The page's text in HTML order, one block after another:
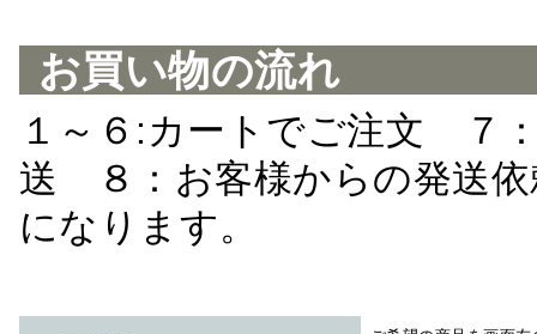
お買い物の流れ
１～６:カートでご注文 ７
送 ８：お客様からの発送
になります。